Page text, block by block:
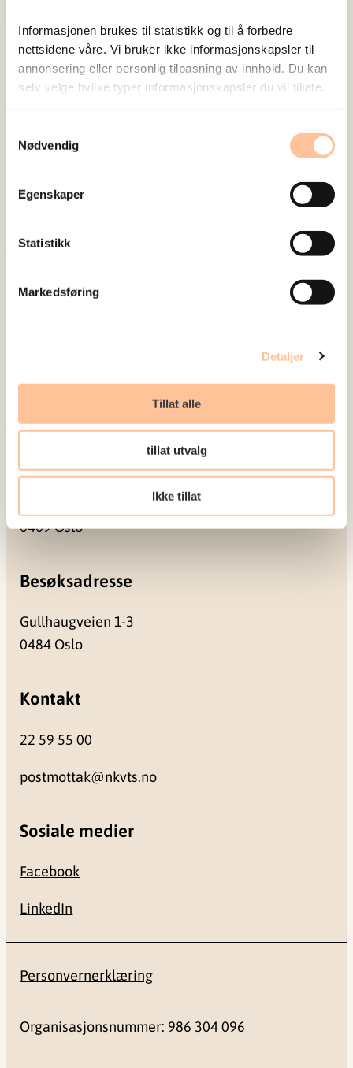
Informasjonen brukes til statistikk og til å forbedre
nettsidene våre. Vi bruker ikke informasjonskapsler til
annonsering eller personlig tilpasning av innhold. Du kan
selv velge hvilke typer informasjonskapsler du vil tillate.
Nødvendig
Egenskaper
Statistikk
Markedsføring
Detaljer
Tillat alle
tillat utvalg
Ikke tillat
om vold og traumatisk stress. Formålet er å bidra
sosiale konsekvensene som vold og traumatisk
Ansatte
Seminarer og arrangementer
Meld deg på vårt nyhetsbrev
Postadresse
0409 Oslo
Besøksadresse
Gullhaugveien 1-3
0484 Oslo
Kontakt
22 59 55 00
postmottak@nkvts.no
Sosiale medier
Facebook
LinkedIn
Personvernerklæring
Organisasjonsnummer: 986 304 096